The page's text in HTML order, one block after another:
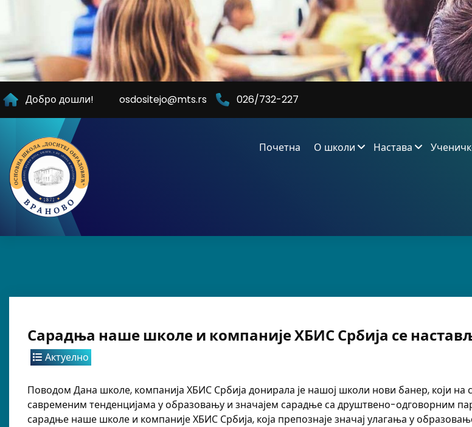
Добро дошли! osdositejo@mts.rs 026/732-227
Почетна О школи Настава
Сарадња наше школе и компаније ХБИС Србија се
Актуелно
Поводом Дана школе, компанија ХБИС Србија донирала је нашој школи нови банер, који на
савременим тенденцијама у образовању и значајем сарадње са друштвено-одговорним
сарадње наше школе и компаније ХБИС Србија, која препознаје значај улагања у